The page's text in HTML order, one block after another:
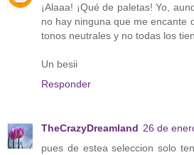
¡Alaaa! ¡Qué de paletas! Yo,
no hay ninguna que me encante
tonos neutrales y no todas los
Un besii
Responder
TheCrazyDreamland 26 de
pues de estea seleccion solo